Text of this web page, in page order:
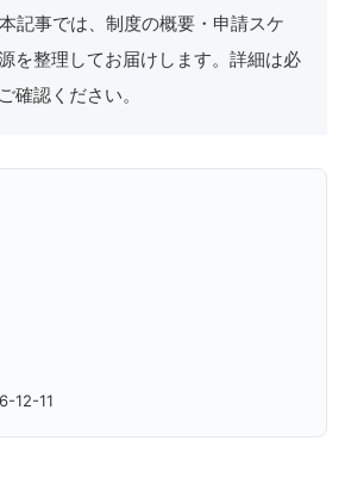
記事では、制度の概要・申請スケ
を整理してお届けします。詳細は必
確認ください。
12-11